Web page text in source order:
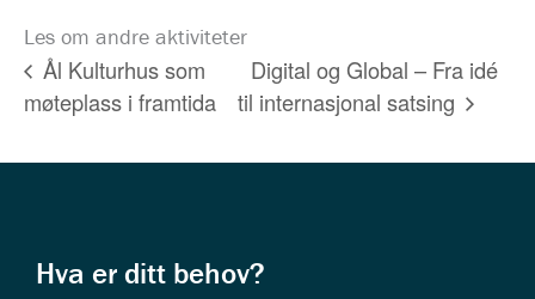
Les om andre aktiviteter
Ål Kulturhus som
møteplass i framtida
Digital og Global – Fra idé
til internasjonal satsing
Hva er ditt behov?